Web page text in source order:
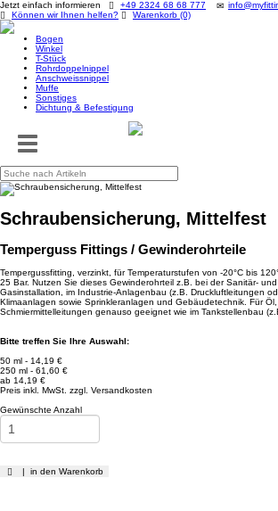
Jetzt einfach informieren +49 2324 68 68 777
Können wir Ihnen helfen?
Warenkorb (0)
Bogen
Winkel
T-Stück
Rohrdoppelnippel
Anschweissnippel
Muffe
Sonstiges
Dichtung & Befestigung
Toggle
navigation
Schraubensicherung, Mittelfest
Temperguss Fittings / Gewinderohrteile
Tempergussfitting, verzinkt, für Temperaturstufen von -20°C bis
25 Bar. Nutzen Sie dieses Gewinderohrteil z.B. bei der Sanitär-
Gasinstallation, im Industrie-Anlagenbau (z.B. Druckluftleitungen
Klimaanlagen sowie Sprinkleranlagen und Gebäudetechnik. Für
Schmiermittelleitungen genauso geeignet wie im Tankstellenbau
Bitte treffen Sie Ihre Auswahl:
50 ml - 14,19 €
250 ml - 61,60 €
ab 14,19 €
Preis inkl. MwSt. zzgl. Versandkosten
Gewünschte Anzahl
| in den Warenkorb